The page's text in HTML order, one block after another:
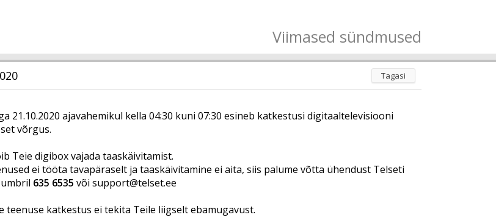
Viimased sündmused
Tagasi
21.10.2020 ajavahemikul kella 04:30 kuni 07:30 esineb katkestusi digitaaltelevisiooni
võrgus.
Teie digibox vajada taaskäivitamist.
ei tööta tavapäraselt ja taaskäivitamine ei aita, siis palume võtta ühendust Telseti
635 6535 või support@telset.ee
teenuse katkestus ei tekita Teile liigselt ebamugavust.